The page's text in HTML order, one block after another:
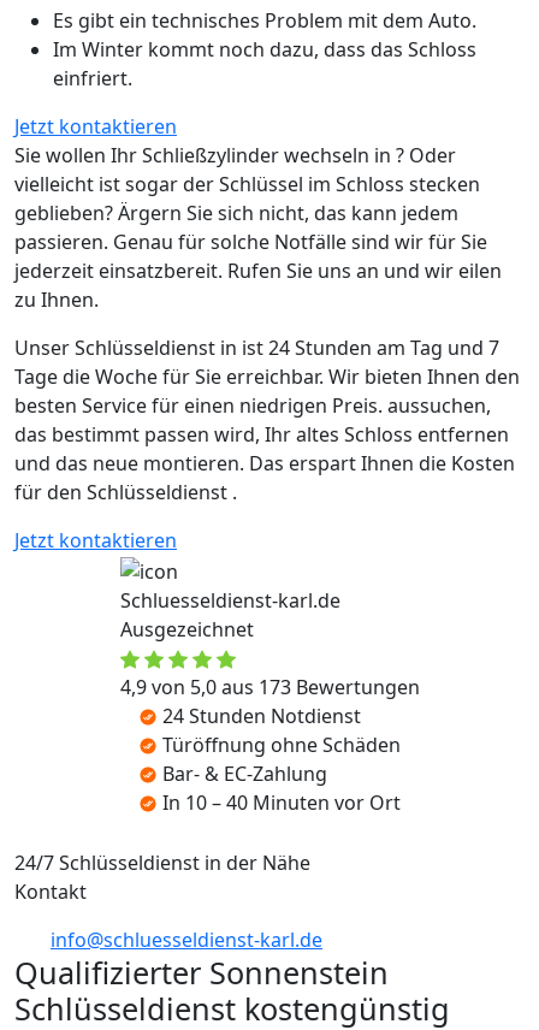
Es gibt ein technisches Problem mit dem Auto.
Im Winter kommt noch dazu, dass das Schloss
einfriert.
Jetzt kontaktieren
Sie wollen Ihr Schließzylinder wechseln in ? Oder
vielleicht ist sogar der Schlüssel im Schloss stecken
geblieben? Ärgern Sie sich nicht, das kann jedem
passieren. Genau für solche Notfälle sind wir für Sie
jederzeit einsatzbereit. Rufen Sie uns an und wir eilen
zu Ihnen.
Unser Schlüsseldienst in ist 24 Stunden am Tag und 7
Tage die Woche für Sie erreichbar. Wir bieten Ihnen den
besten Service für einen niedrigen Preis. aussuchen,
das bestimmt passen wird, Ihr altes Schloss entfernen
und das neue montieren. Das erspart Ihnen die Kosten
für den Schlüsseldienst .
Jetzt kontaktieren
Schluesseldienst-karl.de
Ausgezeichnet
4,9 von 5,0 aus 173 Bewertungen
24 Stunden Notdienst
Türöffnung ohne Schäden
Bar- & EC-Zahlung
In 10 – 40 Minuten vor Ort
24/7 Schlüsseldienst in der Nähe
Kontakt
info@schluesseldienst-karl.de
Qualifizierter Sonnenstein
Schlüsseldienst kostengünstig